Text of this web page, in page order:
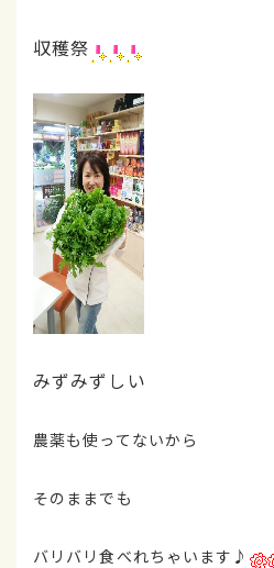
収穫祭
みずみずしい
農薬も使ってないから
そのままでも
バリバリ食べれちゃいます♪